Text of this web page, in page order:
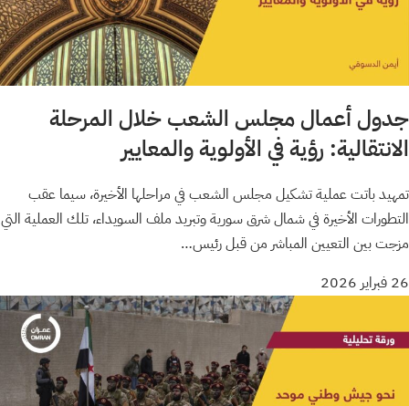
جدول أعمال مجلس الشعب خلال المرحلة
الانتقالية: رؤية في الأولوية والمعايير
تمهيد باتت عملية تشكيل مجلس الشعب في مراحلها الأخيرة، سيما عقب
التطورات الأخيرة في شمال شرق سورية وتبريد ملف السويداء، تلك العملية التي
مزجت بين التعيين المباشر من قبل رئيس…
26 فبراير 2026